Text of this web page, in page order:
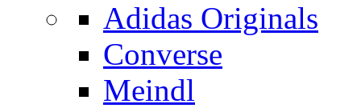
Adidas Originals
Converse
Meindl